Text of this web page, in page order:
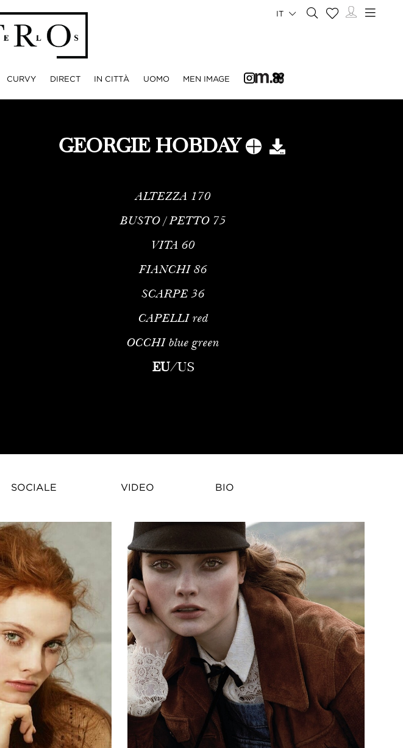
CURVY DIRECT IN CITTÀ UOMO MEN IMAGE
IT
GEORGIE HOBDAY
ALTEZZA 170
BUSTO / PETTO 75
VITA 60
FIANCHI 86
SCARPE 36
CAPELLI red
OCCHI blue green
EU/US
Georgie Hobday – BiografiaDagli Inizi a Brighton alle Passerelle d'EuropaGeorgie Hobday
SOCIALE VIDEO BIO